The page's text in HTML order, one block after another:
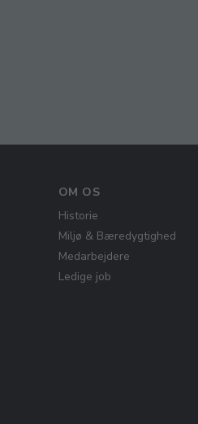
OM OS
Historie
Miljø & Bæredygtighed
Medarbejdere
Ledige job